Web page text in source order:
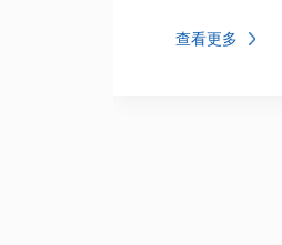
查看更多